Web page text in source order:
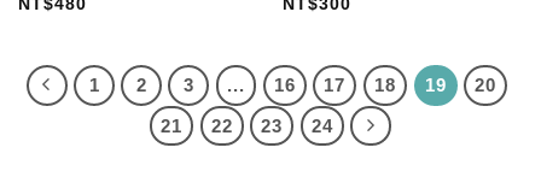
NT$480
NT$300
1 2 3 ... 16 17 18 19
20
21
22 23 24